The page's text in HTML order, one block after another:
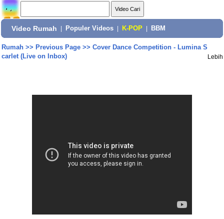
Video Rumah Populer Videos K-POP BBM
Rumah>> Previous Page>> Cover Dance Competition - Lumina S
carlet (Live on Inbox)
Lebih